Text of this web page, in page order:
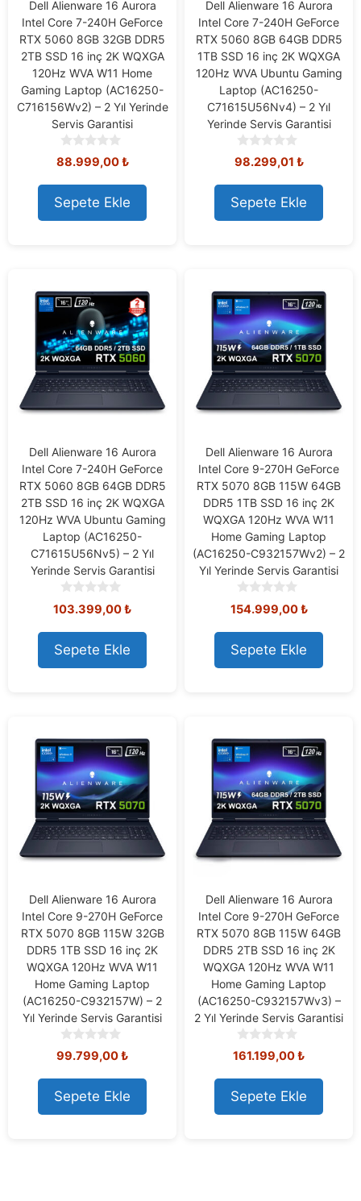
Dell Alienware 16 Aurora
Intel Core 7-240H GeForce
RTX 5060 8GB 32GB DDR5
2TB SSD 16 inç 2K WQXGA
120Hz WVA W11 Home
Gaming Laptop (AC16250-
C716156Wv2) – 2 Yıl Yerinde
Servis Garantisi
0
o
u
t
o
f
88.999,00₺
Sepete Ekle
Dell Alienware 16 Aurora
Intel Core 7-240H GeForce
RTX 5060 8GB 64GB DDR5
1TB SSD 16 inç 2K WQXGA
120Hz WVA Ubuntu Gaming
Laptop (AC16250-
C71615U56Nv4) – 2 Yıl
Yerinde Servis Garantisi
0
o
u
t
o
f
98.299,01 ₺
Sepete Ekle
Dell Alienware 16 Aurora
Intel Core 7-240H GeForce
RTX 5060 8GB 64GB DDR5
2TB SSD 16 inç 2K WQXGA
120Hz WVA Ubuntu Gaming
Laptop (AC16250-
C71615U56Nv5) – 2 Yıl
Yerinde Servis Garantisi
0
o
u
t
o
f
103.399,00₺
Sepete Ekle
Dell Alienware 16 Aurora
Intel Core 9-270H GeForce
RTX 5070 8GB 115W 64GB
DDR5 1TB SSD 16 inç 2K
WQXGA 120Hz WVA W11
Home Gaming Laptop
(AC16250-C932157Wv2) – 2
Yıl Yerinde Servis Garantisi
0
o
u
t
o
f
154.999,00₺
Sepete Ekle
Dell Alienware 16 Aurora
Intel Core 9-270H GeForce
RTX 5070 8GB 115W 32GB
DDR5 1TB SSD 16 inç 2K
WQXGA 120Hz WVA W11
Home Gaming Laptop
(AC16250-C932157W) – 2
Yıl Yerinde Servis Garantisi
0
o
u
t
o
f
99.799,00₺
Sepete Ekle
Dell Alienware 16 Aurora
Intel Core 9-270H GeForce
RTX 5070 8GB 115W 64GB
DDR5 2TB SSD 16 inç 2K
WQXGA 120Hz WVA W11
Home Gaming Laptop
(AC16250-C932157Wv3) –
2 Yıl Yerinde Servis Garantisi
0
o
u
t
o
f
161.199,00₺
Sepete Ekle